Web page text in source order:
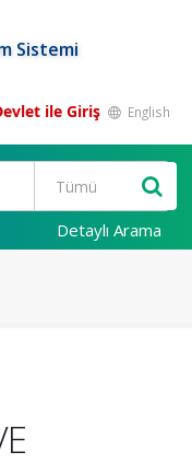
Sistemi
ile Giriş English
Detaylı Arama